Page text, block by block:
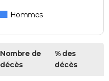
Hommes
Nombre de
décès
% des
décès